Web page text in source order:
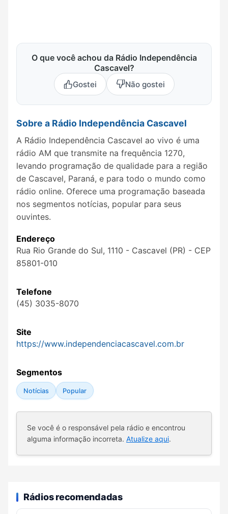
O que você achou da Rádio Independência
Cascavel?
Gostei Não gostei
Sobre a Rádio Independência Cascavel
A Rádio Independência Cascavel ao vivo é uma
rádio AM que transmite na frequência 1270,
levando programação de qualidade para a região
de Cascavel, Paraná, e para todo o mundo como
rádio online. Oferece uma programação baseada
nos segmentos notícias, popular para seus
ouvintes.
Endereço
Rua Rio Grande do Sul, 1110 - Cascavel (PR) - CEP
85801-010
Telefone
(45) 3035-8070
Site
https://www.independenciacascavel.com.br
Segmentos
Notícias Popular
Se você é o responsável pela rádio e encontrou
alguma informação incorreta. Atualize aqui.
Rádios recomendadas